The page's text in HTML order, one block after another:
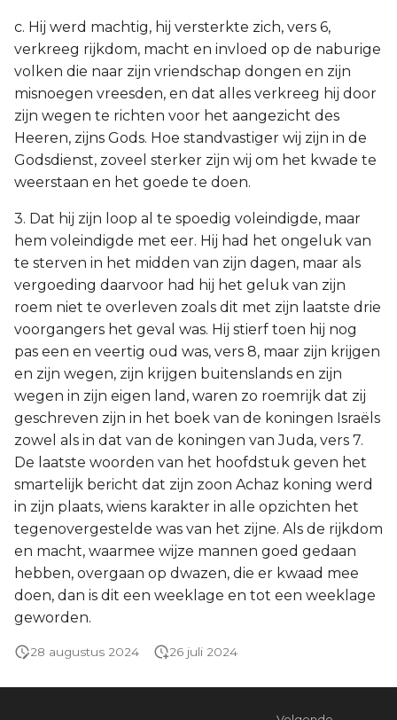
c. Hij werd machtig, hij versterkte zich, vers 6,
verkreeg rijkdom, macht en invloed op de naburige
volken die naar zijn vriendschap dongen en zijn
misnoegen vreesden, en dat alles verkreeg hij door
zijn wegen te richten voor het aangezicht des
Heeren, zijns Gods. Hoe standvastiger wij zijn in de
Godsdienst, zoveel sterker zijn wij om het kwade te
weerstaan en het goede te doen.
3. Dat hij zijn loop al te spoedig voleindigde, maar
hem voleindigde met eer. Hij had het ongeluk van
te sterven in het midden van zijn dagen, maar als
vergoeding daarvoor had hij het geluk van zijn
roem niet te overleven zoals dit met zijn laatste drie
voorgangers het geval was. Hij stierf toen hij nog
pas een en veertig oud was, vers 8, maar zijn krijgen
en zijn wegen, zijn krijgen buitenslands en zijn
wegen in zijn eigen land, waren zo roemrijk dat zij
geschreven zijn in het boek van de koningen Israëls
zowel als in dat van de koningen van Juda, vers 7.
De laatste woorden van het hoofdstuk geven het
smartelijk bericht dat zijn zoon Achaz koning werd
in zijn plaats, wiens karakter in alle opzichten het
tegenovergestelde was van het zijne. Als de rijkdom
en macht, waarmee wijze mannen goed gedaan
hebben, overgaan op dwazen, die er kwaad mee
doen, dan is dit een weeklage en tot een weeklage
geworden.
28 augustus 2024 26 juli 2024